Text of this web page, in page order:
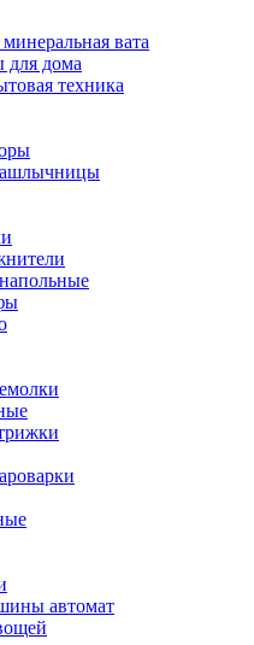
вата
для дома
техника
автомат